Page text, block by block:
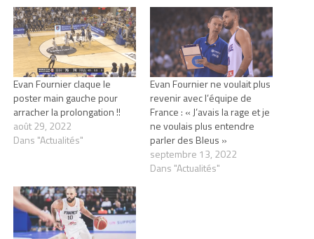
Evan Fournier claque le
poster main gauche pour
arracher la prolongation !!
août 29, 2022
Dans "Actualités"
Evan Fournier ne voulait plus
revenir avec l’équipe de
France : « J’avais la rage et je
ne voulais plus entendre
parler des Bleus »
septembre 13, 2022
Dans "Actualités"